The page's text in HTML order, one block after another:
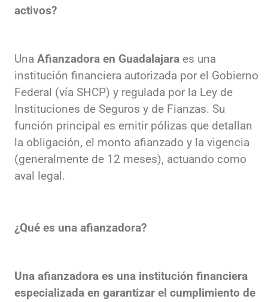
activos?
Una Afianzadora en Guadalajara es una
institución financiera autorizada por el Gobierno
Federal (vía SHCP) y regulada por la Ley de
Instituciones de Seguros y de Fianzas. Su
función principal es emitir pólizas que detallan
la obligación, el monto afianzado y la vigencia
(generalmente de 12 meses), actuando como
aval legal.
¿Qué es una afianzadora?
Una afianzadora es una institución financiera
especializada en garantizar el cumplimiento de